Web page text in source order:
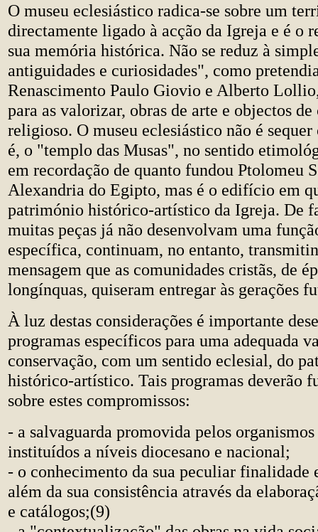
O museu eclesiástico radica-se sobre um
directamente ligado à acção da Igreja e é o
sua memória histórica. Não se reduz à
antiguidades e curiosidades", como
Renascimento Paulo Giovio e Alberto
para as valorizar, obras de arte e objectos de
religioso. O museu eclesiástico não é
é, o "templo das Musas", no sentido
em recordação de quanto fundou Ptolomeu
Alexandria do Egipto, mas é o edifício em
património histórico-artístico da Igreja. De
muitas peças já não desenvolvam uma
específica, continuam, no entanto,
mensagem que as comunidades cristãs, de
longínquas, quiseram entregar às gerações
À luz destas considerações é importante
programas específicos para uma adequada
conservação, com um sentido eclesial, do
histórico-artístico. Tais programas deverão
sobre estes compromissos:
- a salvaguarda promovida pelos
instituídos a níveis diocesano e nacional;
- o conhecimento da sua peculiar finalidade
além da sua consistência através da
e catálogos;(9)